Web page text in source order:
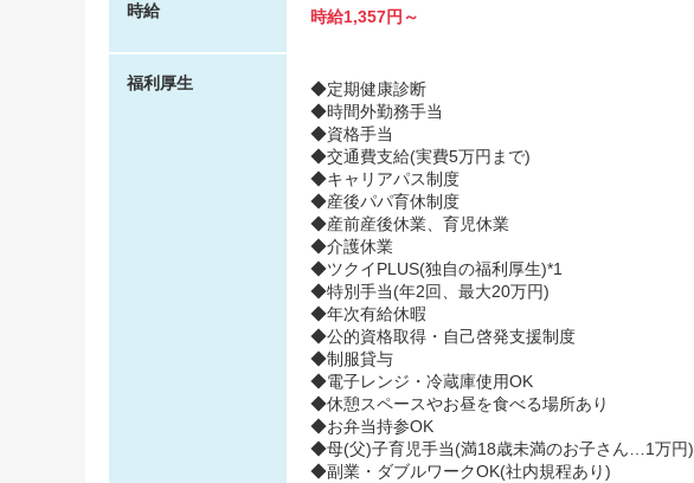
時給 時給1,357円～
福利厚生
◆定期健康診断
◆時間外勤務手当
◆資格手当
◆交通費支給(実費5万円まで)
◆キャリアパス制度
◆産後パパ育休制度
◆産前産後休業、育児休業
◆介護休業
◆ツクイPLUS(独自の福利厚生)*1
◆特別手当(年2回、最大20万円)
◆年次有給休暇
◆公的資格取得・自己啓発支援制度
◆制服貸与
◆電子レンジ・冷蔵庫使用OK
◆休憩スペースやお昼を食べる場所あり
◆お弁当持参OK
◆母(父)子育児手当(満18歳未満のお子さん…1万円)
◆副業・ダブルワークOK(社内規程あり)